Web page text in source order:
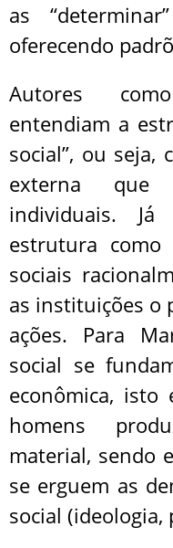
as
oferecendo
Autores
entendiam a
social”, ou seja,
externa que
individuais.
estrutura
sociais
as instituições o
ações. Para
social se
econômica,
homens
material, sendo
se erguem as
social